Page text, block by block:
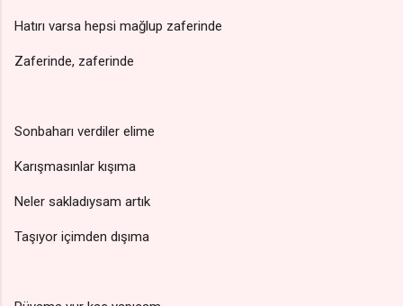
Hatırı varsa hepsi mağlup zaferinde
Zaferinde, zaferinde
Sonbaharı verdiler elime
Karışmasınlar kışıma
Neler sakladıysam artık
Taşıyor içimden dışıma